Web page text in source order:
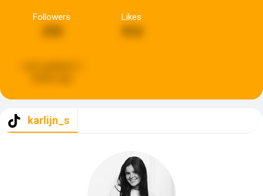
Followers Likes
karlijn_s